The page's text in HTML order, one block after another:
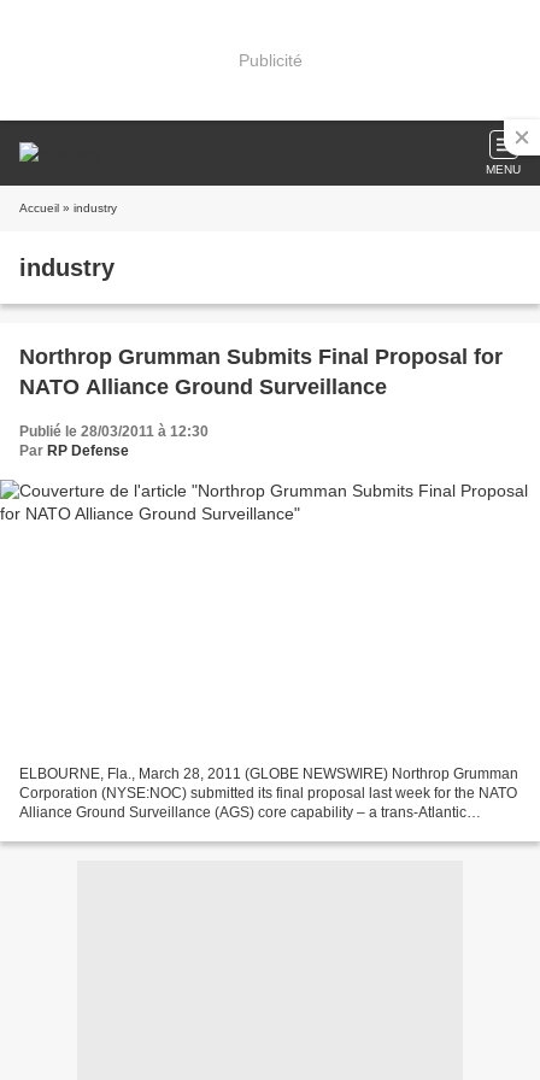
Publicité
MENU
Accueil » industry
industry
Northrop Grumman Submits Final Proposal for
NATO Alliance Ground Surveillance
Publié le 28/03/2011 à 12:30
Par RP Defense
ELBOURNE, Fla., March 28, 2011 (GLOBE NEWSWIRE) Northrop Grumman
Corporation (NYSE:NOC) submitted its final proposal last week for the NATO
Alliance Ground Surveillance (AGS) core capability – a trans-Atlantic